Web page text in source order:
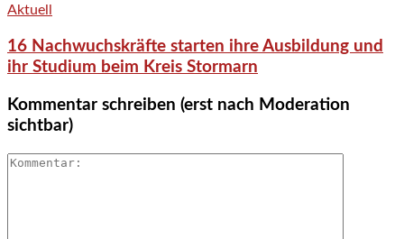
Aktuell
16 Nachwuchskräfte starten ihre Ausbildung und
ihr Studium beim Kreis Stormarn
Kommentar schreiben (erst nach Moderation
sichtbar)